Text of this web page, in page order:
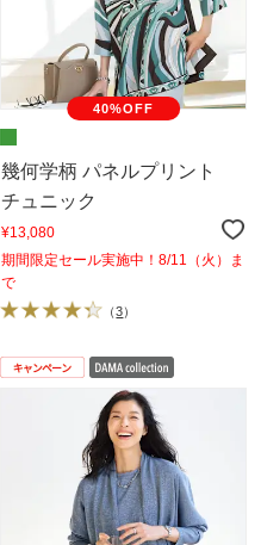
40%OFF
幾何学柄 パネルプリント
チュニック
¥13,080
期間限定セール実施中！8/11（火）ま
で
（3）